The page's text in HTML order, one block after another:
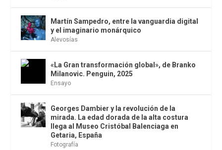
Martín Sampedro, entre la vanguardia digital
y el imaginario monárquico
Alevosías
«La Gran transformación global», de Branko
Milanovic. Penguin, 2025
Ensayo
Georges Dambier y la revolución de la
mirada. La edad dorada de la alta costura
llega al Museo Cristóbal Balenciaga en
Getaria, España
Fotografía